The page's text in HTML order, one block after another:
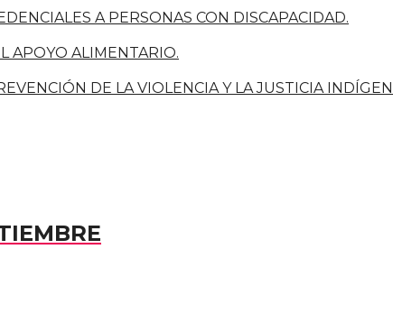
A PERSONAS CON DISCAPACIDAD.
APOYO ALIMENTARIO.
DE LA VIOLENCIA Y LA JUSTICIA